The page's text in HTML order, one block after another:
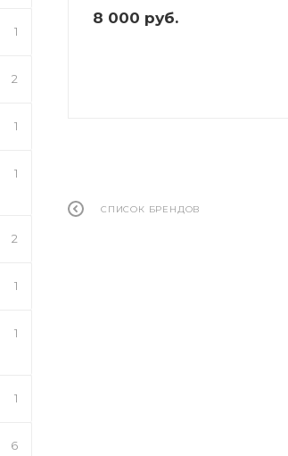
8 000 руб.
СПИСОК БРЕНДОВ
1
2
1
1
2
1
1
1
6